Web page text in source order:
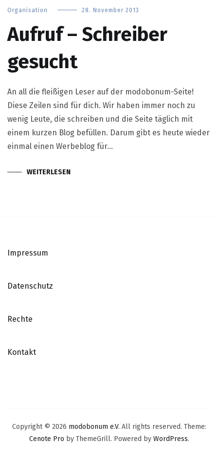
Organisation 28. November 2013
Aufruf – Schreiber
gesucht
An all die fleißigen Leser auf der modobonum-Seite!
Diese Zeilen sind für dich. Wir haben immer noch zu
wenig Leute, die schreiben und die Seite täglich mit
einem kurzen Blog befüllen. Darum gibt es heute wieder
einmal einen Werbeblog für…
WEITERLESEN
Impressum
Datenschutz
Rechte
Kontakt
Copyright © 2026 modobonum e.V. All rights reserved. Theme:
Cenote Pro by ThemeGrill. Powered by WordPress.